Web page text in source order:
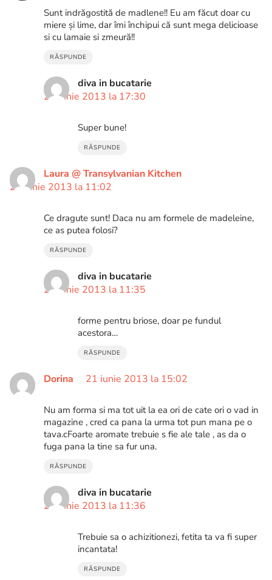
Sunt indrăgostită de madlene!! Eu am făcut doar cu
miere și lime, dar îmi închipui că sunt mega delicioase
si cu lamaie si zmeură!!
RĂSPUNDE
diva in bucatarie
20 iunie 2013 la 17:30
Super bune!
RĂSPUNDE
Laura @ Transylvanian Kitchen
21 iunie 2013 la 11:02
Ce dragute sunt! Daca nu am formele de madeleine,
ce as putea folosi?
RĂSPUNDE
diva in bucatarie
24 iunie 2013 la 11:35
forme pentru briose, doar pe fundul
acestora…
RĂSPUNDE
Dorina 21 iunie 2013 la 15:02
Nu am forma si ma tot uit la ea ori de cate ori o vad in
magazine , cred ca pana la urma tot pun mana pe o
tava.cFoarte aromate trebuie s fie ale tale , as da o
fuga pana la tine sa fur una.
RĂSPUNDE
diva in bucatarie
24 iunie 2013 la 11:36
Trebuie sa o achizitionezi, fetita ta va fi super
incantata!
RĂSPUNDE